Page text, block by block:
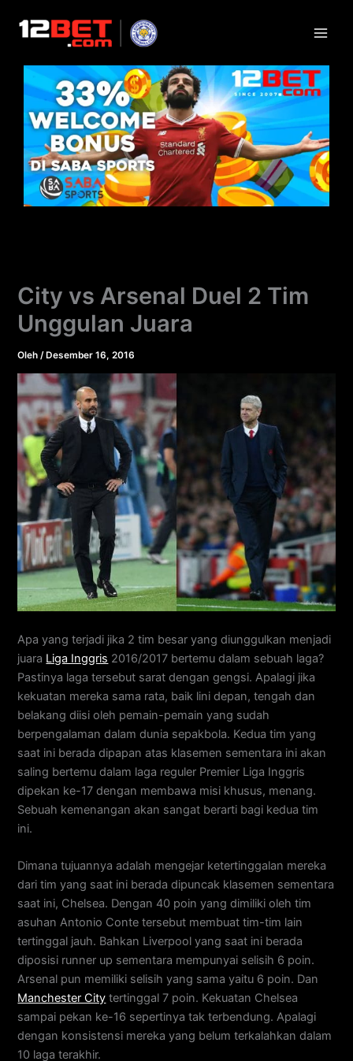
City vs Arsenal Duel 2 Tim
Unggulan Juara
Oleh /Desember 16, 2016
Apa yang terjadi jika 2 tim besar yang diunggulkan menjadi
juara Liga Inggris 2016/2017 bertemu dalam sebuah laga?
Pastinya laga tersebut sarat dengan gengsi. Apalagi jika
kekuatan mereka sama rata, baik lini depan, tengah dan
belakang diisi oleh pemain-pemain yang sudah
berpengalaman dalam dunia sepakbola. Kedua tim yang
saat ini berada dipapan atas klasemen sementara ini akan
saling bertemu dalam laga reguler Premier Liga Inggris
dipekan ke-17 dengan membawa misi khusus, menang.
Sebuah kemenangan akan sangat berarti bagi kedua tim
ini.
Dimana tujuannya adalah mengejar ketertinggalan mereka
dari tim yang saat ini berada dipuncak klasemen sementara
saat ini, Chelsea. Dengan 40 poin yang dimiliki oleh tim
asuhan Antonio Conte tersebut membuat tim-tim lain
tertinggal jauh. Bahkan Liverpool yang saat ini berada
diposisi runner up sementara mempunyai selisih 6 poin.
Arsenal pun memiliki selisih yang sama yaitu 6 poin. Dan
Manchester City tertinggal 7 poin. Kekuatan Chelsea
sampai pekan ke-16 sepertinya tak terbendung. Apalagi
dengan konsistensi mereka yang belum terkalahkan dalam
10 laga terakhir.